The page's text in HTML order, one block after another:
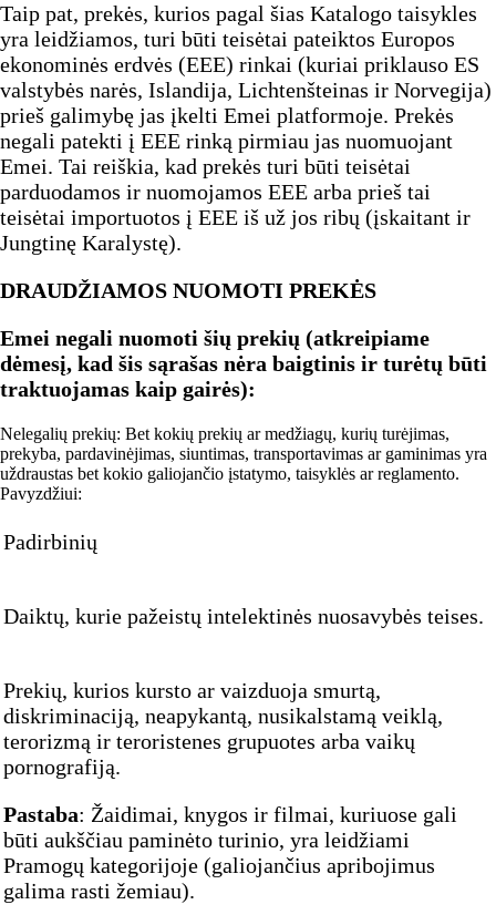
Taip pat, prekės, kurios pagal šias Katalogo taisykles
yra leidžiamos, turi būti teisėtai pateiktos Europos
ekonominės erdvės (EEE) rinkai (kuriai priklauso ES
valstybės narės, Islandija, Lichtenšteinas ir Norvegija)
prieš galimybę jas įkelti Emei platformoje. Prekės
negali patekti į EEE rinką pirmiau jas nuomuojant
Emei. Tai reiškia, kad prekės turi būti teisėtai
parduodamos ir nuomojamos EEE arba prieš tai
teisėtai importuotos į EEE iš už jos ribų (įskaitant ir
Jungtinę Karalystę).
DRAUDŽIAMOS NUOMOTI PREKĖS
Emei negali nuomoti šių prekių (atkreipiame
dėmesį, kad šis sąrašas nėra baigtinis ir turėtų būti
traktuojamas kaip gairės):
Nelegalių prekių: Bet kokių prekių ar medžiagų, kurių turėjimas,
prekyba, pardavinėjimas, siuntimas, transportavimas ar gaminimas yra
uždraustas bet kokio galiojančio įstatymo, taisyklės ar reglamento.
Pavyzdžiui:
Padirbinių
Daiktų, kurie pažeistų intelektinės nuosavybės teises.
Prekių, kurios kursto ar vaizduoja smurtą,
diskriminaciją, neapykantą, nusikalstamą veiklą,
terorizmą ir teroristenes grupuotes arba vaikų
pornografiją.
Pastaba: Žaidimai, knygos ir filmai, kuriuose gali
būti aukščiau paminėto turinio, yra leidžiami
Pramogų kategorijoje (galiojančius apribojimus
galima rasti žemiau).